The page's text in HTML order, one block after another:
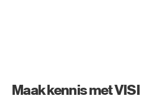
Maak kennis met VISI